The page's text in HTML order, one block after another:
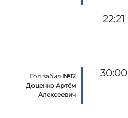
22:21
Гол забил №12
Доценко Артём
Алексеевич
30:00